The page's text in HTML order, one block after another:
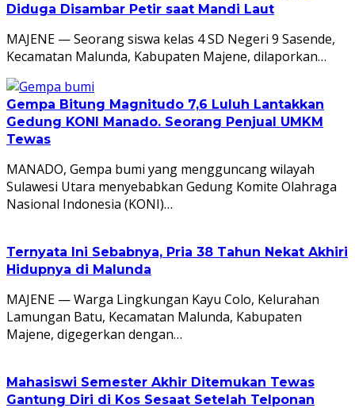
Diduga Disambar Petir saat Mandi Laut
MAJENE — Seorang siswa kelas 4 SD Negeri 9 Sasende,
Kecamatan Malunda, Kabupaten Majene, dilaporkan…
Gempa Bitung Magnitudo 7,6 Luluh Lantakkan
Gedung KONI Manado. Seorang Penjual UMKM
Tewas
MANADO, Gempa bumi yang mengguncang wilayah
Sulawesi Utara menyebabkan Gedung Komite Olahraga
Nasional Indonesia (KONI)…
Ternyata Ini Sebabnya, Pria 38 Tahun Nekat Akhiri
Hidupnya di Malunda
MAJENE — Warga Lingkungan Kayu Colo, Kelurahan
Lamungan Batu, Kecamatan Malunda, Kabupaten
Majene, digegerkan dengan…
Mahasiswi Semester Akhir Ditemukan Tewas
Gantung Diri di Kos Sesaat Setelah Telponan